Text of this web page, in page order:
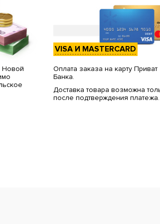
Новой
VISA И MASTERCARD
Оплата заказа на карту Приват
Банка.
Доставка товара возможна
после подтверждения платежа.